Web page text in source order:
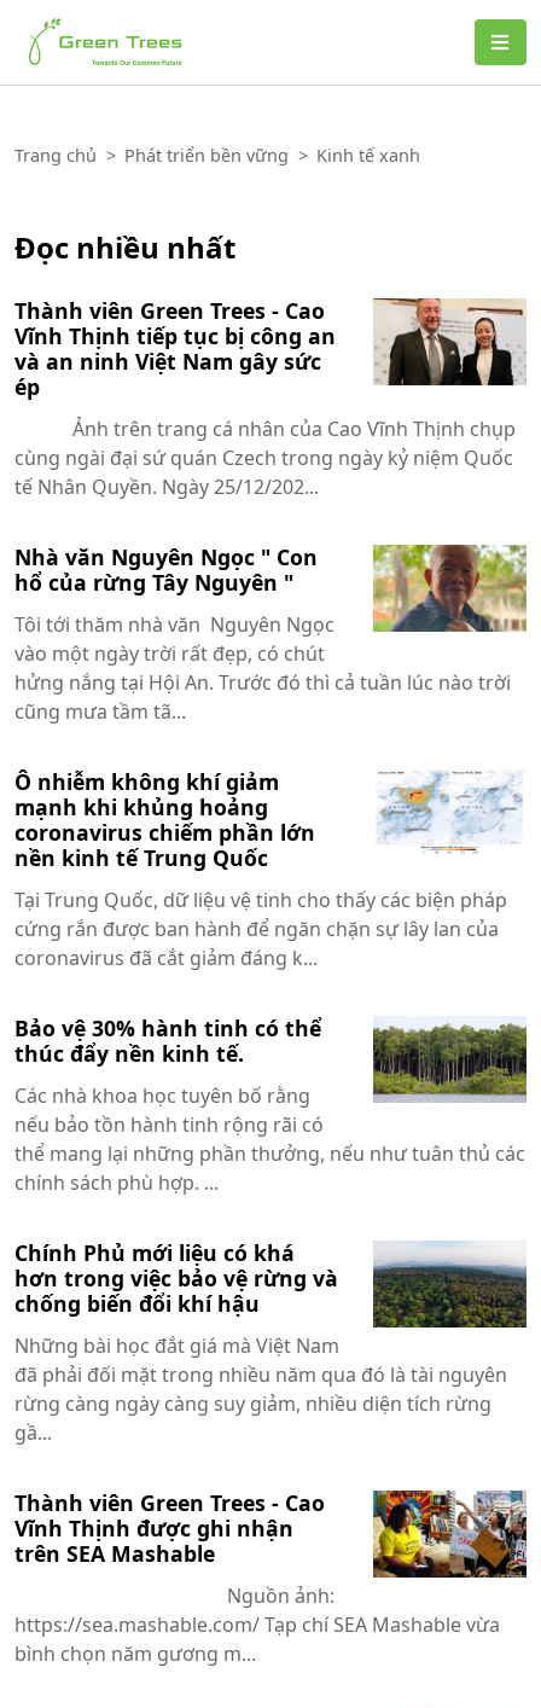
Green Trees
Trang chủ > Phát triển bền vững > Kinh tế xanh
Đọc nhiều nhất
Thành viên Green Trees - Cao
Vĩnh Thịnh tiếp tục bị công an
và an ninh Việt Nam gây sức
ép
Ảnh trên trang cá nhân của Cao Vĩnh Thịnh chụp
cùng ngài đại sứ quán Czech trong ngày kỷ niệm Quốc
tế Nhân Quyền. Ngày 25/12/202...
Nhà văn Nguyên Ngọc " Con
hổ của rừng Tây Nguyên "
Tôi tới thăm nhà văn Nguyên Ngọc
vào một ngày trời rất đẹp, có chút
hửng nắng tại Hội An. Trước đó thì cả tuần lúc nào trời
cũng mưa tầm tã...
Ô nhiễm không khí giảm
mạnh khi khủng hoảng
coronavirus chiếm phần lớn
nền kinh tế Trung Quốc
Tại Trung Quốc, dữ liệu vệ tinh cho thấy các biện pháp
cứng rắn được ban hành để ngăn chặn sự lây lan của
coronavirus đã cắt giảm đáng k...
Bảo vệ 30% hành tinh có thể
thúc đẩy nền kinh tế.
Các nhà khoa học tuyên bố rằng
nếu bảo tồn hành tinh rộng rãi có
thể mang lại những phần thưởng, nếu như tuân thủ các
chính sách phù hợp. ...
Chính Phủ mới liệu có khá
hơn trong việc bảo vệ rừng và
chống biến đổi khí hậu
Những bài học đắt giá mà Việt Nam
đã phải đối mặt trong nhiều năm qua đó là tài nguyên
rừng càng ngày càng suy giảm, nhiều diện tích rừng
gầ...
Thành viên Green Trees - Cao
Vĩnh Thịnh được ghi nhận
trên SEA Mashable
Nguồn ảnh:
https://sea.mashable.com/ Tạp chí SEA Mashable vừa
bình chọn năm gương m...